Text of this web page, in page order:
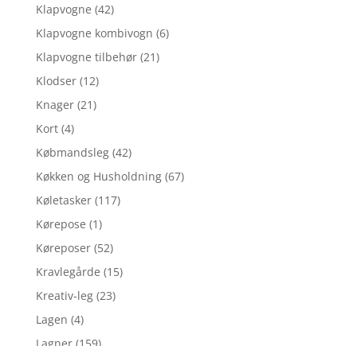
Klapvogne (42)
Klapvogne kombivogn (6)
Klapvogne tilbehør (21)
Klodser (12)
Knager (21)
Kort (4)
Købmandsleg (42)
Køkken og Husholdning (67)
Køletasker (117)
Kørepose (1)
Køreposer (52)
Kravlegårde (15)
Kreativ-leg (23)
Lagen (4)
Lagner (159)